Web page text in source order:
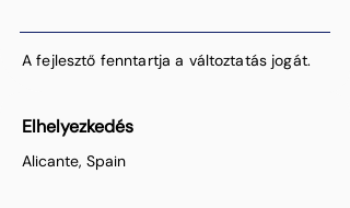
A fejlesztő fenntartja a változtatás jogát.
Elhelyezkedés
Alicante, Spain